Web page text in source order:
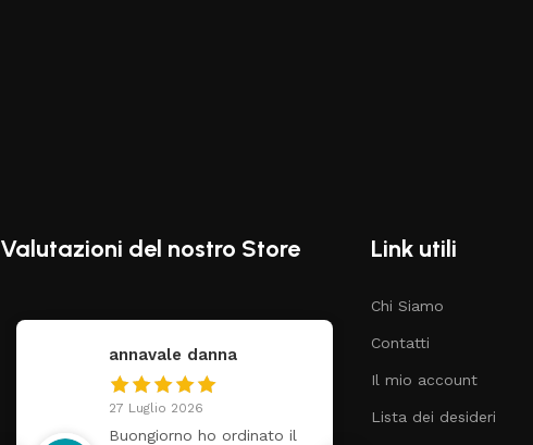
Valutazioni del nostro Store
annavale danna
27 Luglio 2026
Buongiorno ho ordinato il
Link utili
Chi Siamo
Contatti
Il mio account
Lista dei desideri